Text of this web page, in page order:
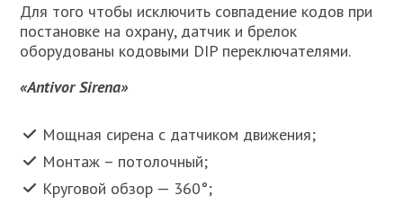
Для того чтобы исключить совпадение кодов при
постановке на охрану, датчик и брелок
оборудованы кодовыми DIP переключателями.
«Antivor Sirena»
Мощная сирена с датчиком движения;
Монтаж – потолочный;
Круговой обзор — 360°;